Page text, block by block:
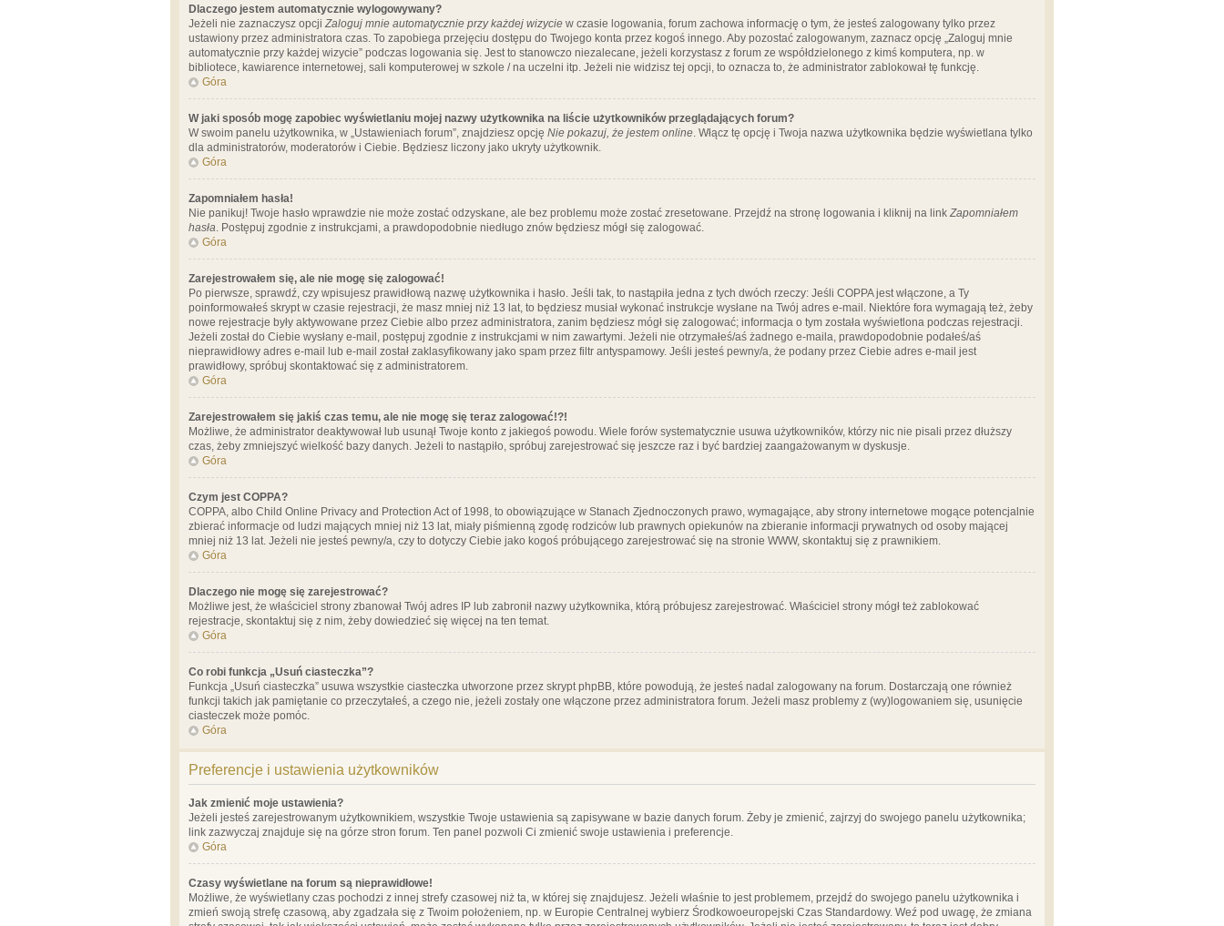
Dlaczego jestem automatycznie wylogowywany?
Jeżeli nie zaznaczysz opcji Zaloguj mnie automatycznie przy każdej wizycie w czasie logowania, forum zachowa informację o tym, że jesteś zalogowany tylko przez
ustawiony przez administratora czas. To zapobiega przejęciu dostępu do Twojego konta przez kogoś innego. Aby pozostać zalogowanym, zaznacz opcję „Zaloguj mnie
automatycznie przy każdej wizycie” podczas logowania się. Jest to stanowczo niezalecane, jeżeli korzystasz z forum ze współdzielonego z kimś komputera, np. w
bibliotece, kawiarence internetowej, sali komputerowej w szkole / na uczelni itp. Jeżeli nie widzisz tej opcji, to oznacza to, że administrator zablokował tę funkcję.
Góra
W jaki sposób mogę zapobiec wyświetlaniu mojej nazwy użytkownika na liście użytkowników przeglądających forum?
W swoim panelu użytkownika, w „Ustawieniach forum”, znajdziesz opcję Nie pokazuj, że jestem online. Włącz tę opcję i Twoja nazwa użytkownika będzie wyświetlana tylko
dla administratorów, moderatorów i Ciebie. Będziesz liczony jako ukryty użytkownik.
Góra
Zapomniałem hasła!
Nie panikuj! Twoje hasło wprawdzie nie może zostać odzyskane, ale bez problemu może zostać zresetowane. Przejdź na stronę logowania i kliknij na link Zapomniałem
hasła. Postępuj zgodnie z instrukcjami, a prawdopodobnie niedługo znów będziesz mógł się zalogować.
Góra
Zarejestrowałem się, ale nie mogę się zalogować!
Po pierwsze, sprawdź, czy wpisujesz prawidłową nazwę użytkownika i hasło. Jeśli tak, to nastąpiła jedna z tych dwóch rzeczy: Jeśli COPPA jest włączone, a Ty
poinformowałeś skrypt w czasie rejestracji, że masz mniej niż 13 lat, to będziesz musiał wykonać instrukcje wysłane na Twój adres e-mail. Niektóre fora wymagają też, żeby
nowe rejestracje były aktywowane przez Ciebie albo przez administratora, zanim będziesz mógł się zalogować; informacja o tym została wyświetlona podczas rejestracji.
Jeżeli został do Ciebie wysłany e-mail, postępuj zgodnie z instrukcjami w nim zawartymi. Jeżeli nie otrzymałeś/aś żadnego e-maila, prawdopodobnie podałeś/aś
nieprawidłowy adres e-mail lub e-mail został zaklasyfikowany jako spam przez filtr antyspamowy. Jeśli jesteś pewny/a, że podany przez Ciebie adres e-mail jest
prawidłowy, spróbuj skontaktować się z administratorem.
Góra
Zarejestrowałem się jakiś czas temu, ale nie mogę się teraz zalogować!?!
Możliwe, że administrator deaktywował lub usunął Twoje konto z jakiegoś powodu. Wiele forów systematycznie usuwa użytkowników, którzy nic nie pisali przez dłuższy
czas, żeby zmniejszyć wielkość bazy danych. Jeżeli to nastąpiło, spróbuj zarejestrować się jeszcze raz i być bardziej zaangażowanym w dyskusje.
Góra
Czym jest COPPA?
COPPA, albo Child Online Privacy and Protection Act of 1998, to obowiązujące w Stanach Zjednoczonych prawo, wymagające, aby strony internetowe mogące potencjalnie
zbierać informacje od ludzi mających mniej niż 13 lat, miały piśmienną zgodę rodziców lub prawnych opiekunów na zbieranie informacji prywatnych od osoby mającej
mniej niż 13 lat. Jeżeli nie jesteś pewny/a, czy to dotyczy Ciebie jako kogoś próbującego zarejestrować się na stronie WWW, skontaktuj się z prawnikiem.
Góra
Dlaczego nie mogę się zarejestrować?
Możliwe jest, że właściciel strony zbanował Twój adres IP lub zabronił nazwy użytkownika, którą próbujesz zarejestrować. Właściciel strony mógł też zablokować
rejestracje, skontaktuj się z nim, żeby dowiedzieć się więcej na ten temat.
Góra
Co robi funkcja „Usuń ciasteczka”?
Funkcja „Usuń ciasteczka” usuwa wszystkie ciasteczka utworzone przez skrypt phpBB, które powodują, że jesteś nadal zalogowany na forum. Dostarczają one również
funkcji takich jak pamiętanie co przeczytałeś, a czego nie, jeżeli zostały one włączone przez administratora forum. Jeżeli masz problemy z (wy)logowaniem się, usunięcie
ciasteczek może pomóc.
Góra
Preferencje i ustawienia użytkowników
Jak zmienić moje ustawienia?
Jeżeli jesteś zarejestrowanym użytkownikiem, wszystkie Twoje ustawienia są zapisywane w bazie danych forum. Żeby je zmienić, zajrzyj do swojego panelu użytkownika;
link zazwyczaj znajduje się na górze stron forum. Ten panel pozwoli Ci zmienić swoje ustawienia i preferencje.
Góra
Czasy wyświetlane na forum są nieprawidłowe!
Możliwe, że wyświetlany czas pochodzi z innej strefy czasowej niż ta, w której się znajdujesz. Jeżeli właśnie to jest problemem, przejdź do swojego panelu użytkownika i
zmień swoją strefę czasową, aby zgadzała się z Twoim położeniem, np. w Europie Centralnej wybierz Środkowoeuropejski Czas Standardowy. Weź pod uwagę, że zmiana